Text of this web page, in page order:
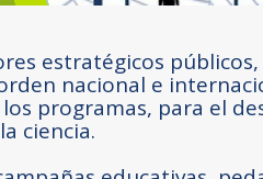
estratégicos
nacional e
programas, para el
ciencia.